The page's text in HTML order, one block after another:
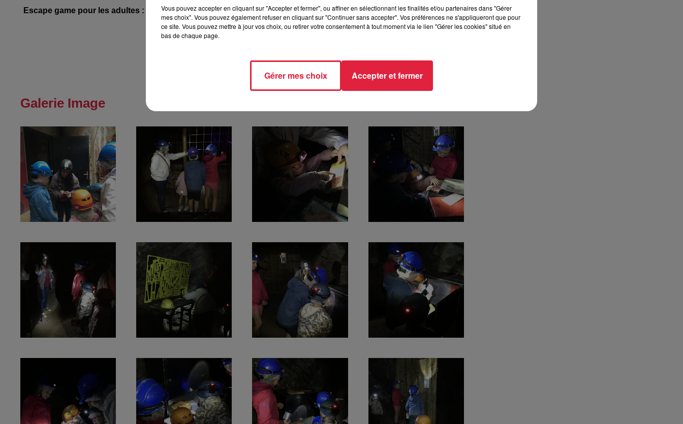
Escape game pour les adultes : les vendredis, samedis et dimanches, en 60 minutes (69€ pour 3 personnes / 144€ pour
8 personnes)
Inscriptions et réservations obligatoires
Galerie Image
Vous pouvez accepter en cliquant sur "Accepter et fermer", ou affiner en sélectionnant les finalités et/ou partenaires dans "Gérer
mes choix". Vous pouvez également refuser en cliquant sur "Continuer sans accepter". Vos préférences ne s'appliqueront que pour
ce site. Vous pouvez mettre à jour vos choix, ou retirer votre consentement à tout moment via le lien "Gérer les cookies" situé en
bas de chaque page.
Gérer mes choix Accepter et fermer